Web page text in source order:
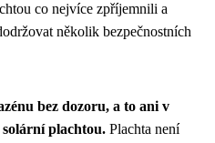
co nejvíce zpříjemnili a
několik bezpečnostních
bez dozoru, a to ani v
plachtou. Plachta není